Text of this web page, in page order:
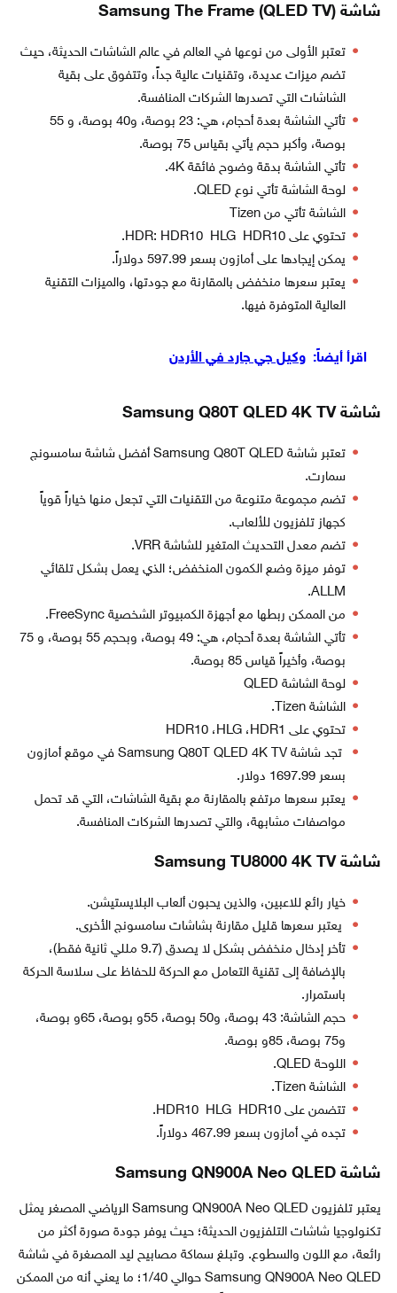
شاشة (Samsung The Frame (QLED TV
تعتبر الأولى من نوعها في العالم في عالم الشاشات الحديثة، حيث
تضم ميزات عديدة، وتقنيات عالية جداً، وتتفوق على بقية
الشاشات التي تصدرها الشركات المنافسة.
تأتي الشاشة بعدة أحجام، هي: 23 بوصة، و40 بوصة، و 55
بوصة، وأكبر حجم يأتي بقياس 75 بوصة.
تأتي الشاشة بدقة وضوح فائقة 4K.
لوحة الشاشة تأتي نوع QLED.
الشاشة تأتي من Tizen
تحتوي على HDR: HDR10 HLG HDR10.
يمكن إيجادها على أمازون بسعر 597.99 دولاراً.
يعتبر سعرها منخفض بالمقارنة مع جودتها، والميزات التقنية
العالية المتوفرة فيها.
اقرأ أيضاً: وكيل جي جارد في الأردن
شاشة Samsung Q80T QLED 4K TV
تعتبر شاشة Samsung Q80T QLED أفضل شاشة سامسونج
سمارت.
تضم مجموعة متنوعة من التقنيات التي تجعل منها خياراً قوياً
كجهاز تلفزيون للألعاب.
تضم معدل التحديث المتغير للشاشة VRR.
توفر ميزة وضع الكمون المنخفض؛ الذي يعمل بشكل تلقائي
ALLM.
من الممكن ربطها مع أجهزة الكمبيوتر الشخصية FreeSync.
تأتي الشاشة بعدة أحجام، هي: 49 بوصة، وبحجم 55 بوصة، و 75
بوصة، وأخيراً قياس 85 بوصة.
لوحة الشاشة QLED
الشاشة Tizen.
تحتوي على HDR10 ،HLG ،HDR1
تجد شاشة Samsung Q80T QLED 4K TV في موقع أمازون
بسعر 1697.99 دولار.
يعتبر سعرها مرتفع بالمقارنة مع بقية الشاشات، التي قد تحمل
مواصفات مشابهة، والتي تصدرها الشركات المنافسة.
شاشة Samsung TU8000 4K TV
خيار رائع للاعبين، والذين يحبون ألعاب البلايستيشن.
يعتبر سعرها قليل مقارنة بشاشات سامسونج الأخرى.
تأخر إدخال منخفض بشكل لا يصدق (9.7 مللي ثانية فقط)،
بالإضافة إلى تقنية التعامل مع الحركة للحفاظ على سلاسة الحركة
باستمرار.
حجم الشاشة: 43 بوصة، و50 بوصة، 55و بوصة، 65و بوصة،
و75 بوصة، 85و بوصة.
اللوحة QLED.
الشاشة Tizen.
تتضمن على HDR10 HLG HDR10.
تجده في أمازون بسعر 467.99 دولاراً.
شاشة Samsung QN900A Neo QLED
يعتبر تلفزيون Samsung QN900A Neo QLED الرياضي المصغر يمثل
تكنولوجيا شاشات التلفزيون الحديثة؛ حيث يوفر جودة صورة أكثر من
رائعة، مع اللون والسطوع. وتبلغ سماكة مصابيح ليد المصغرة في شاشة
Samsung QN900A Neo QLED حوالي 1/40؛ ما يعني أنه من الممكن